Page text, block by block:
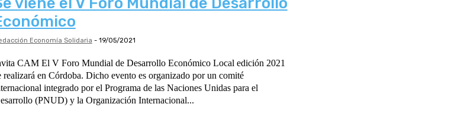
Economía Solidaria - 19/05/2021
V Foro Mundial de Desarrollo Económico Local edición 2021
realizará en Córdoba. Dicho evento es organizado por un comité
integrado por el Programa de las Naciones Unidas para el
(PNUD) y la Organización Internacional...